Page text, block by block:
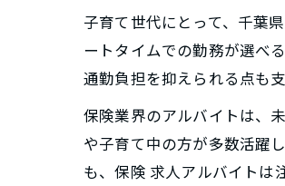
子育て世代にとって、千葉
ートタイムでの勤務が選べ
通勤負担を抑えられる点も
保険業界のアルバイトは、
や子育て中の方が多数活躍
も、保険 求人アルバイトは